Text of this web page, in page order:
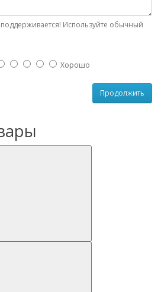
поддерживается! Используйте обычный
Хорошо
Продолжить